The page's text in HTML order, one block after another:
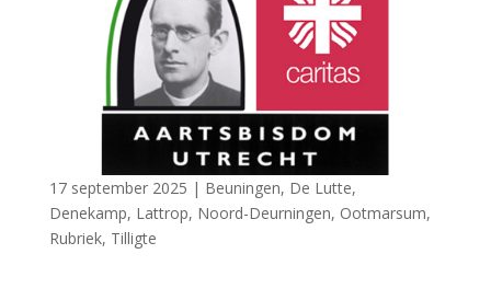
17 september 2025 | Beuningen, De Lutte,
Denekamp, Lattrop, Noord-Deurningen, Ootmarsum,
Rubriek, Tilligte